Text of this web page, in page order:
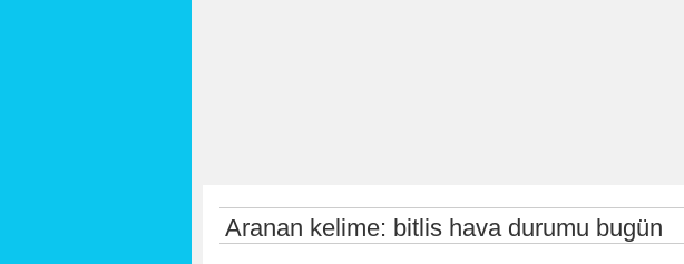
Aranan kelime: bitlis hava durumu bugün